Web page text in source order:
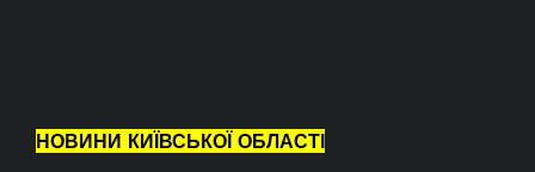
НОВИНИ КИЇВСЬКОЇ ОБЛАСТІ